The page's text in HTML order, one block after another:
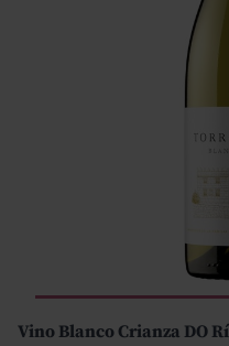
Vino Blanco Crianza DO